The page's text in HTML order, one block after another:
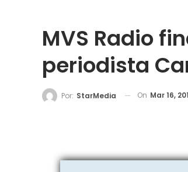
MVS Radio
periodista
Por: StarMedia On Mar 16,